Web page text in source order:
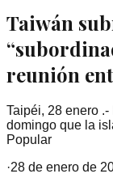
Taiwán
reunión
Taipéi, 28 enero
domingo que la
Popular
·28 de enero de